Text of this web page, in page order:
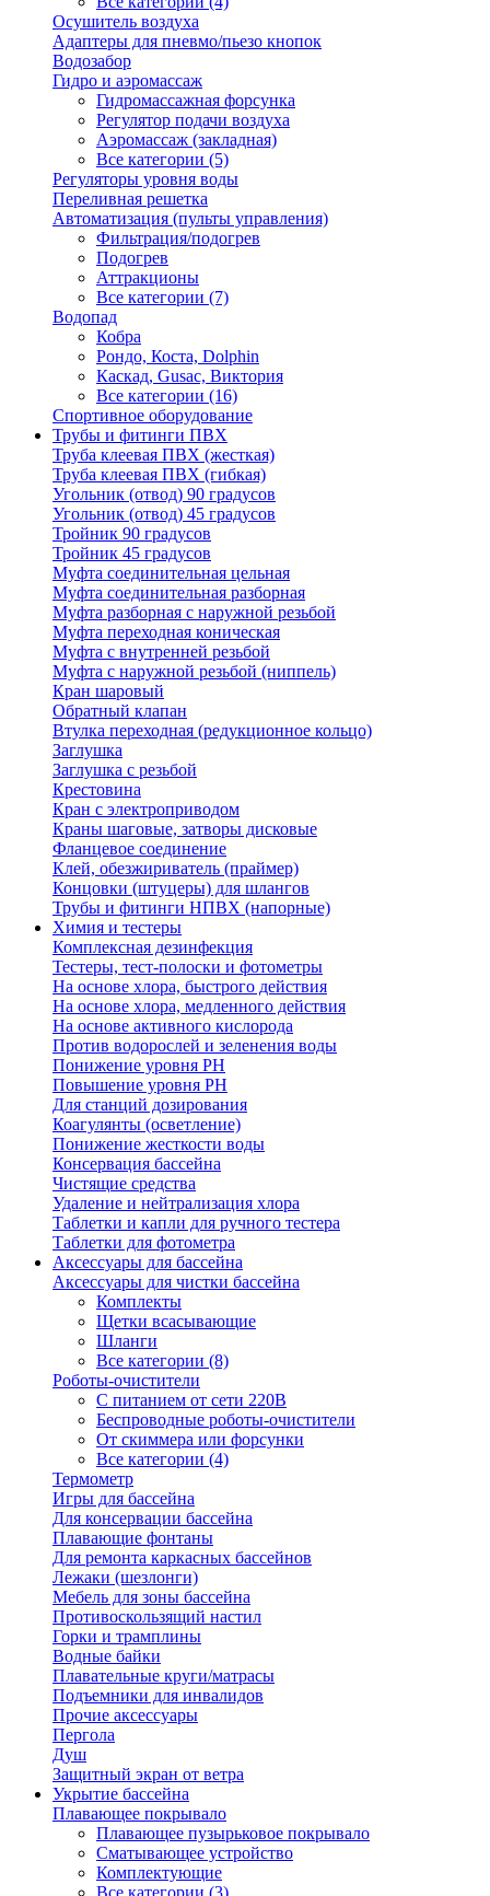
Осушитель воздуха
Адаптеры для пневмо/пьезо кнопок
Водозабор
Гидро и аэромассаж
Гидромассажная форсунка
Регулятор подачи воздуха
Аэромассаж (закладная)
Все категории (5)
Регуляторы уровня воды
Переливная решетка
Автоматизация (пульты управления)
Фильтрация/подогрев
Подогрев
Аттракционы
Все категории (7)
Водопад
Кобра
Рондо, Коста, Dolphin
Каскад, Gusac, Виктория
Все категории (16)
Спортивное оборудование
Трубы и фитинги ПВХ
Труба клеевая ПВХ (жесткая)
Труба клеевая ПВХ (гибкая)
Угольник (отвод) 90 градусов
Угольник (отвод) 45 градусов
Тройник 90 градусов
Тройник 45 градусов
Муфта соединительная цельная
Муфта соединительная разборная
Муфта разборная с наружной резьбой
Муфта переходная коническая
Муфта с внутренней резьбой
Муфта с наружной резьбой (ниппель)
Кран шаровый
Обратный клапан
Втулка переходная (редукционное кольцо)
Заглушка
Заглушка с резьбой
Крестовина
Кран с электроприводом
Краны шаговые, затворы дисковые
Фланцевое соединение
Клей, обезжириватель (праймер)
Концовки (штуцеры) для шлангов
Трубы и фитинги НПВХ (напорные)
Химия и тестеры
Комплексная дезинфекция
Тестеры, тест-полоски и фотометры
На основе хлора, быстрого действия
На основе хлора, медленного действия
На основе активного кислорода
Против водорослей и зеленения воды
Понижение уровня РН
Повышение уровня РН
Для станций дозирования
Коагулянты (осветление)
Понижение жесткости воды
Консервация бассейна
Чистящие средства
Удаление и нейтрализация хлора
Таблетки и капли для ручного тестера
Таблетки для фотометра
Аксессуары для бассейна
Аксессуары для чистки бассейна
Комплекты
Щетки всасывающие
Шланги
Все категории (8)
Роботы-очистители
С питанием от сети 220В
Беспроводные роботы-очистители
От скиммера или форсунки
Все категории (4)
Термометр
Игры для бассейна
Для консервации бассейна
Плавающие фонтаны
Для ремонта каркасных бассейнов
Лежаки (шезлонги)
Мебель для зоны бассейна
Противоскользящий настил
Горки и трамплины
Водные байки
Плавательные круги/матрасы
Подъемники для инвалидов
Прочие аксессуары
Пергола
Душ
Защитный экран от ветра
Укрытие бассейна
Плавающее покрывало
Плавающее пузырьковое покрывало
Сматывающее устройство
Комплектующие
Все категории (3)